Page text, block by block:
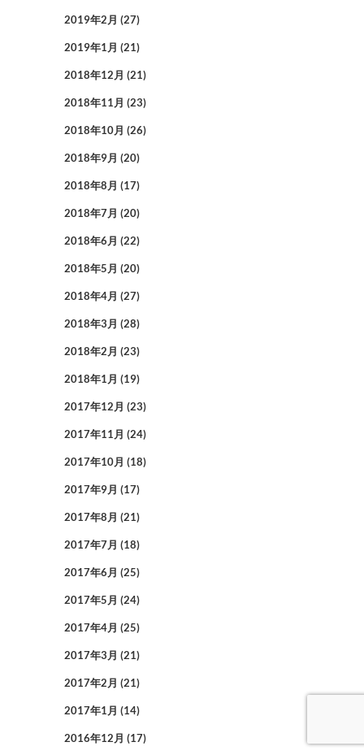
2019年2月 (27)
2019年1月 (21)
2018年12月 (21)
2018年11月 (23)
2018年10月 (26)
2018年9月 (20)
2018年8月 (17)
2018年7月 (20)
2018年6月 (22)
2018年5月 (20)
2018年4月 (27)
2018年3月 (28)
2018年2月 (23)
2018年1月 (19)
2017年12月 (23)
2017年11月 (24)
2017年10月 (18)
2017年9月 (17)
2017年8月 (21)
2017年7月 (18)
2017年6月 (25)
2017年5月 (24)
2017年4月 (25)
2017年3月 (21)
2017年2月 (21)
2017年1月 (14)
2016年12月 (17)